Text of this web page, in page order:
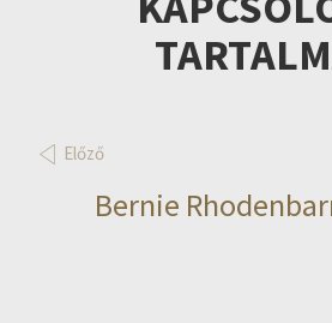
Előző
Bernie